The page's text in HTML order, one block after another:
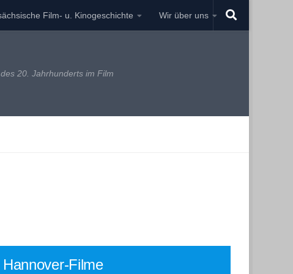
Film- u. Kinogeschichte Wir über uns
20. Jahrhunderts im Film
Hannover-Filme